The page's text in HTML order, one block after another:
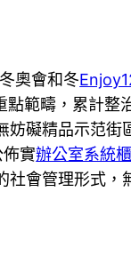
奧會和冬
範疇，累計整
礙精品示范街
佈實辦公室系統
社會管理形式，